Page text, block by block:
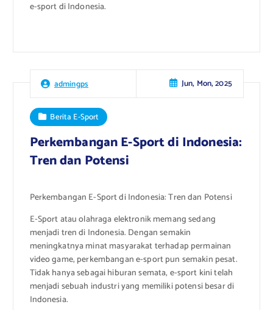
e-sport di Indonesia.
admingps Jun, Mon, 2025
Berita E-Sport
Perkembangan E-Sport di Indonesia:
Tren dan Potensi
Perkembangan E-Sport di Indonesia: Tren dan Potensi
E-Sport atau olahraga elektronik memang sedang
menjadi tren di Indonesia. Dengan semakin
meningkatnya minat masyarakat terhadap permainan
video game, perkembangan e-sport pun semakin pesat.
Tidak hanya sebagai hiburan semata, e-sport kini telah
menjadi sebuah industri yang memiliki potensi besar di
Indonesia.